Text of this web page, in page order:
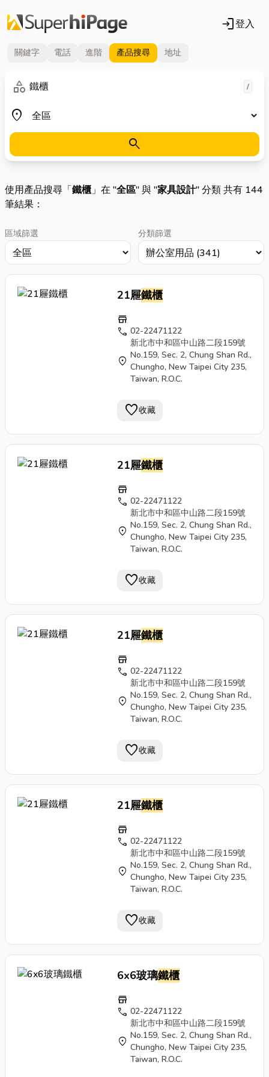
login登入
關鍵字 電話 進階 產品搜尋 地址
category
關鍵字 /
place
地區
search
使用產品搜尋「鐵櫃」在 "全區" 與 "家具設計" 分類 共有 144
筆結果：
區域篩選 分類篩選
21屜鐵櫃
store
call 02-22471122
location_on
新北市中和區中山路二段159號
No.159, Sec. 2, Chung Shan Rd.,
Chungho, New Taipei City 235,
Taiwan, R.O.C.
favorite收藏
21屜鐵櫃
store
call 02-22471122
location_on
新北市中和區中山路二段159號
No.159, Sec. 2, Chung Shan Rd.,
Chungho, New Taipei City 235,
Taiwan, R.O.C.
favorite收藏
21屜鐵櫃
store
call 02-22471122
location_on
新北市中和區中山路二段159號
No.159, Sec. 2, Chung Shan Rd.,
Chungho, New Taipei City 235,
Taiwan, R.O.C.
favorite收藏
21屜鐵櫃
store
call 02-22471122
location_on
新北市中和區中山路二段159號
No.159, Sec. 2, Chung Shan Rd.,
Chungho, New Taipei City 235,
Taiwan, R.O.C.
favorite收藏
6x6玻璃鐵櫃
store
call 02-22471122
location_on
新北市中和區中山路二段159號
No.159, Sec. 2, Chung Shan Rd.,
Chungho, New Taipei City 235,
Taiwan, R.O.C.